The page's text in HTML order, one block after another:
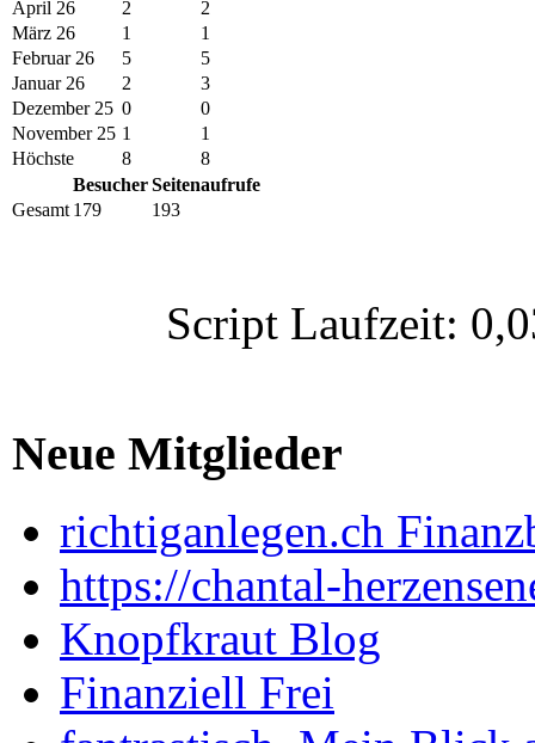
April 26
2
2
März 26
1
1
Februar 26
5
5
Januar 26
2
3
Dezember 25 0
0
November 25 1
1
Höchste
8
8
BesucherSeitenaufrufe
Gesamt 179 193
Script Laufzeit:
Neue Mitglieder
richtiganlegen.ch
https://chantal-
Knopfkraut Blog
Finanziell Frei